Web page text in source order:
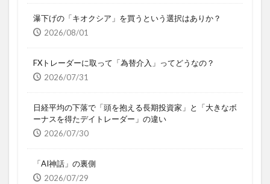
瀑下げの「キオクシア」を買うという選択はありか？
2026/08/01
FXトレーダーに取って「為替介入」ってどうなの？
2026/07/31
日経平均の下落で「頭を抱える長期投資家」と「大きなボ
ーナスを得たデイトレーダー」の違い
2026/07/30
「AI神話」の裏側
2026/07/29